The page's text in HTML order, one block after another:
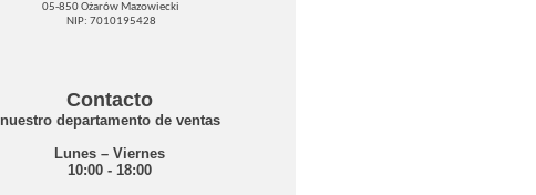
05-850 Ożarów Mazowiecki
NIP: 7010195428
Contacto
nuestro departamento de ventas
Lunes – Viernes
10:00 - 18:00